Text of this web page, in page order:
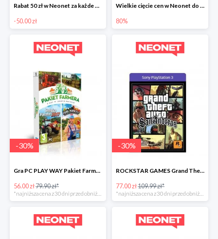
Rabat 50 zł w Neonet za każde wydane 500 zł
-50.00 zł
Wielkie cięcie cen w Neonet do -80%
80%
-30%
Gra PC PLAY WAY Pakiet Farmera
56.00 zł79.90 zł*
-30%
ROCKSTAR GAMES Grand Theft Auto
77.00 zł109.99 zł*